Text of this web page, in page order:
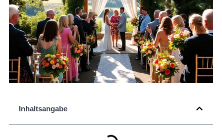
Inhaltsangabe